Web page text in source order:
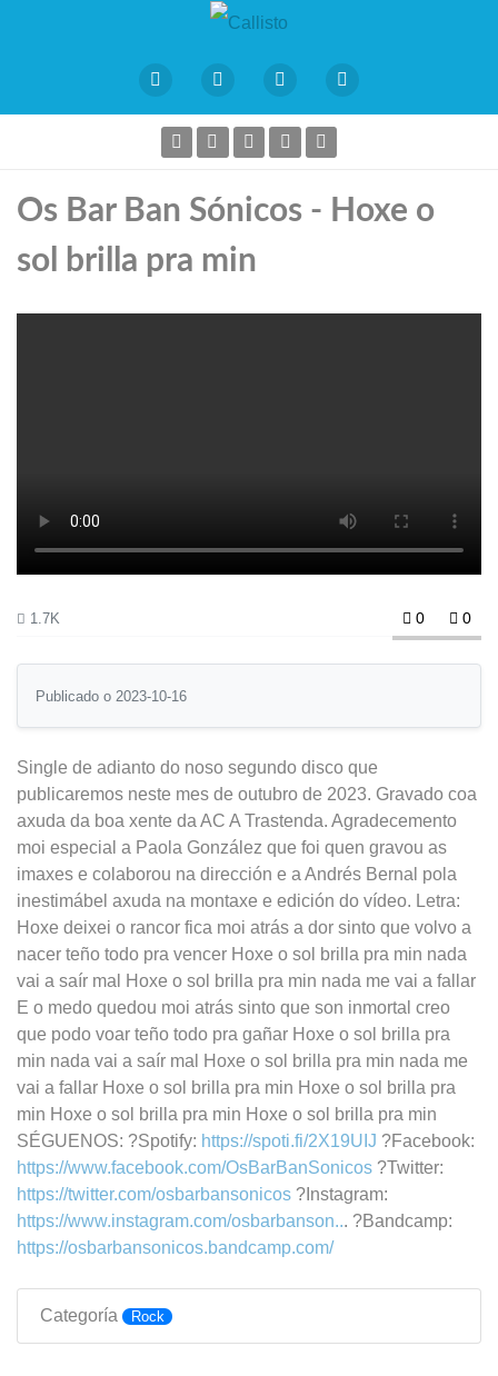
Os Bar Ban Sónicos - Hoxe o
sol brilla pra min
1.7K 0 0
Publicado o 2023-10-16
Single de adianto do noso segundo disco que
publicaremos neste mes de outubro de 2023. Gravado coa
axuda da boa xente da AC A Trastenda. Agradecemento
moi especial a Paola González que foi quen gravou as
imaxes e colaborou na dirección e a Andrés Bernal pola
inestimábel axuda na montaxe e edición do vídeo. Letra:
Hoxe deixei o rancor fica moi atrás a dor sinto que volvo a
nacer teño todo pra vencer Hoxe o sol brilla pra min nada
vai a saír mal Hoxe o sol brilla pra min nada me vai a fallar
E o medo quedou moi atrás sinto que son inmortal creo
que podo voar teño todo pra gañar Hoxe o sol brilla pra
min nada vai a saír mal Hoxe o sol brilla pra min nada me
vai a fallar Hoxe o sol brilla pra min Hoxe o sol brilla pra
min Hoxe o sol brilla pra min Hoxe o sol brilla pra min
SÉGUENOS: ?Spotify: https://spoti.fi/2X19UIJ ?Facebook:
https://www.facebook.com/OsBarBanSonicos ?Twitter:
https://twitter.com/osbarbansonicos ?Instagram:
https://www.instagram.com/osbarbanson... ?Bandcamp:
https://osbarbansonicos.bandcamp.com/
Categoría Rock